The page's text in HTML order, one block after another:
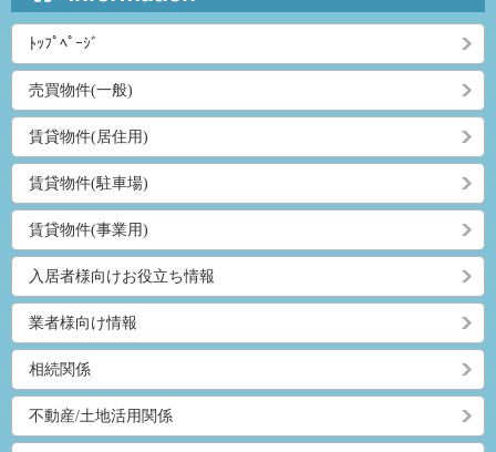
ﾄｯﾌﾟﾍﾟｰｼﾞ
売買物件(一般)
賃貸物件(居住用)
賃貸物件(駐車場)
賃貸物件(事業用)
入居者様向けお役立ち情報
業者様向け情報
相続関係
不動産/土地活用関係